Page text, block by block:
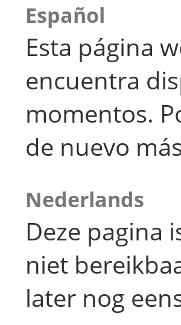
Español
Esta página
encuentra
momentos.
de nuevo
Nederlands
Deze pagina
niet
later nog